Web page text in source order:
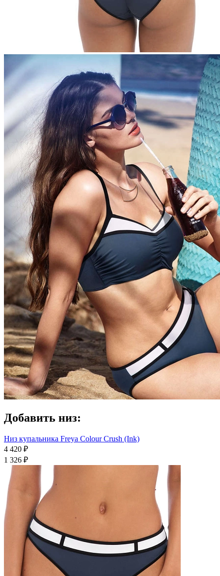
Добавить низ:
Низ купальника Freya Colour Crush (Ink)
4 420 ₽
1 326 ₽